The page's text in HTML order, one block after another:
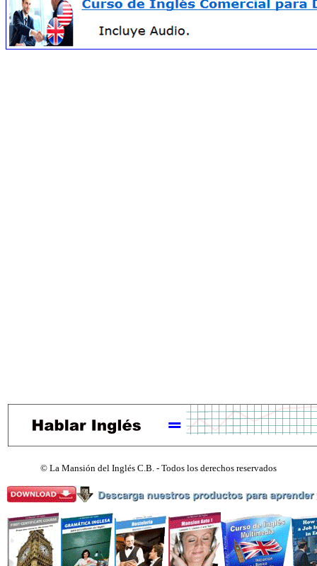
© La Mansión del Inglés C.B. - Todos los derechos reservados